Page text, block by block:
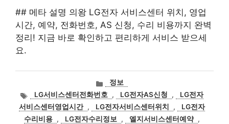
## 메타 설명 의왕 LG전자 서비스센터 위치, 영업
시간, 예약, 전화번호, AS 신청, 수리 비용까지 완벽
정리! 지금 바로 확인하고 편리하게 서비스 받으세
요.
카
테
고
리
정보
태
그
LG서비스센터전화번호 , LG전자AS신청 ,
LG전자
서비스센터영업시간 , LG전자서비스센터위치 ,
LG전자
수리비용 , LG전자수리정보 , 엘지서비스센터예약 ,